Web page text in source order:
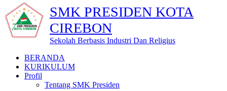
SMK PRESIDEN KOTA
CIREBON
Sekolah Berbasis Industri Dan Religius
BERANDA
KURIKULUM
Profil
Tentang SMK Presiden